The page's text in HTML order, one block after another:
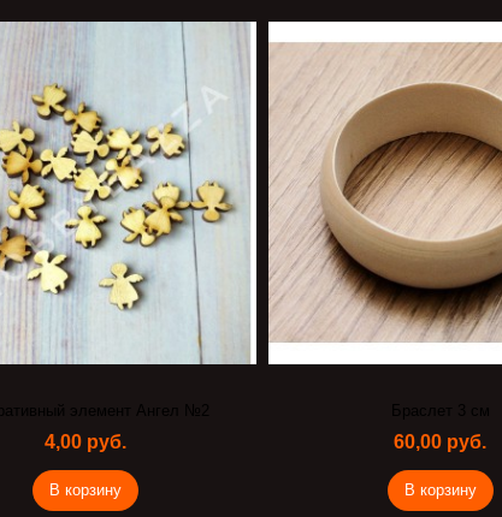
элемент Ангел №2
4,00 руб.
В корзину
Браслет 3 см
60,00 руб.
В корзину